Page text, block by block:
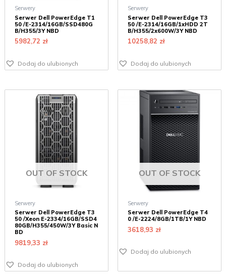
Serwery
Serwer Dell PowerEdge T1
50 /E-2314/16GB/SSD480G
B/H355/3Y NBD
5982,72 zł
Dodaj do ulubionych
Serwery
Serwer Dell PowerEdge T3
50 /E-2314/16GB/1xHDD 2T
B/H355/2x600W/3Y NBD
10258,82 zł
Dodaj do ulubionych
OUT OF STOCK
Serwery
Serwer Dell PowerEdge T3
50 /Xeon E-2334/16GB/SSD4
80GB/H355/450W/3Y Basic N
BD
9819,33 zł
Dodaj do ulubionych
OUT OF STOCK
Serwery
Serwer Dell PowerEdge T4
0 /E-2224/8GB/1TB/1Y NBD
3618,93 zł
Dodaj do ulubionych